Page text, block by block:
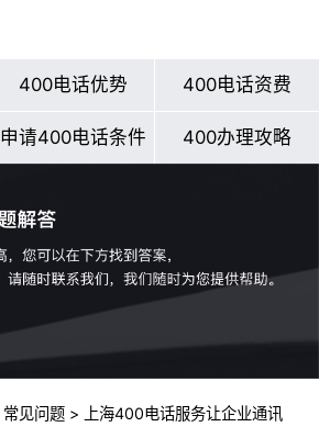
400电话优势 400电话资费
申请400电话条件 400办理攻略
常见问题> 上海400电话服务让企业通讯